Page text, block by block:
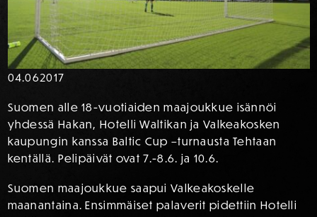
04.062017
Suomen alle 18-vuotiaiden maajoukkue isännöi
yhdessä Hakan, Hotelli Waltikan ja Valkeakosken
kaupungin kanssa Baltic Cup –turnausta Tehtaan
kentällä. Pelipäivät ovat 7.-8.6. ja 10.6.
Suomen maajoukkue saapui Valkeakoskelle
maanantaina. Ensimmäiset palaverit pidettiin Hotelli